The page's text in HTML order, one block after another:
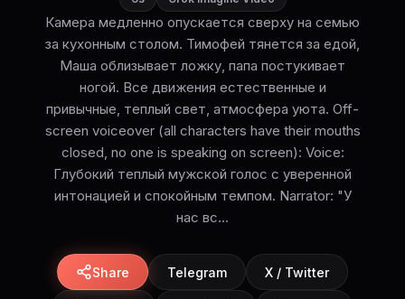
Камера медленно опускается сверху на семью
за кухонным столом. Тимофей тянется за едой,
Маша облизывает ложку, папа постукивает
ногой. Все движения естественные и
привычные, теплый свет, атмосфера уюта. Off-
screen voiceover (all characters have their mouths
closed, no one is speaking on screen): Voice:
Глубокий теплый мужской голос с уверенной
интонацией и спокойным темпом. Narrator: "У
нас вс...
Share Telegram X / Twitter